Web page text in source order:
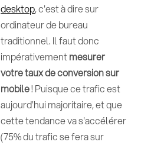
desktop, c'est à dire sur
ordinateur de bureau
traditionnel. Il faut donc
impérativementmesurer
votre taux de conversion sur
mobile! Puisque ce trafic est
aujourd’hui majoritaire, et que
cette tendance va s'accélérer
(75% du trafic se fera sur